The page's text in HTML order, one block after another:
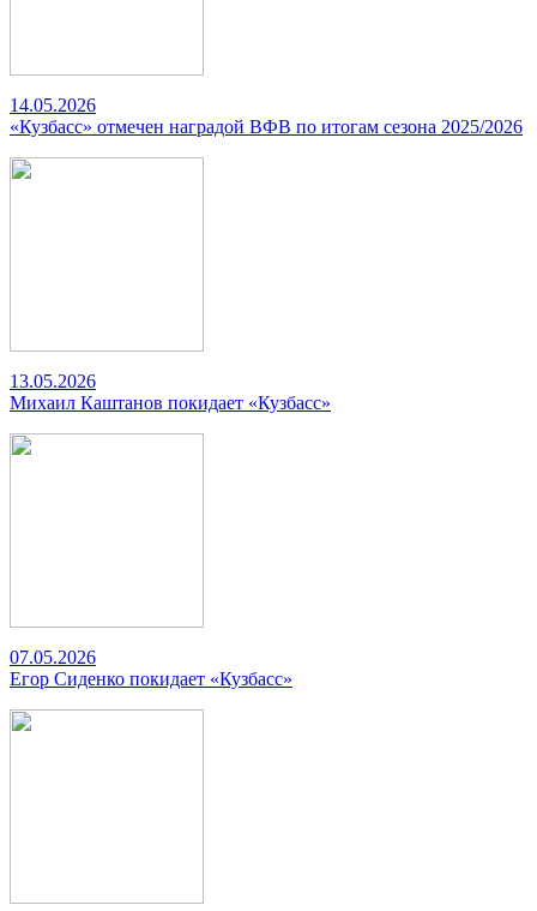
14.05.2026
«Кузбасс» отмечен наградой ВФВ по итогам сезона 2025/2026
13.05.2026
Михаил Каштанов покидает «Кузбасс»
07.05.2026
Егор Сиденко покидает «Кузбасс»